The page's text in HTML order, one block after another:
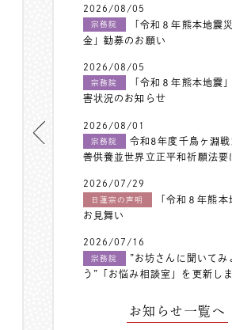
2026/08/05
宗務院
「令和８年熊本地震
金」勧募のお願い
2026/08/05
宗務院
「令和８年熊本地震
害状況のお知らせ
2026/08/01
宗務院
令和8年度千鳥ヶ淵戦
善供養並世界立正平和祈願法要
2026/07/29
日蓮宗の声明
「令和８年熊本
お見舞い
2026/07/16
宗務院
”お坊さんに聞いてみ
う”「お悩み相談室」を更新し
お知らせ一覧へ